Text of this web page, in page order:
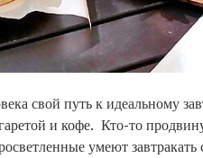
свой путь к идеальному
и кофе. Кто-то
умеют